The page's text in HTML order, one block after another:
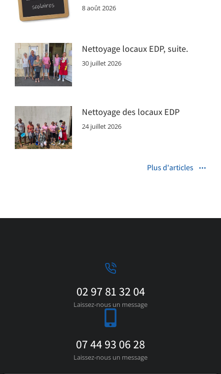
8 août 2026
Nettoyage locaux EDP, suite.
30 juillet 2026
Nettoyage des locaux EDP
24 juillet 2026
Plus d'articles
02 97 81 32 04
Laissez-nous un message
07 44 93 06 28
Laissez-nous un message